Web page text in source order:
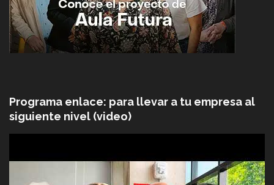
Programa enlace: para llevar a tu empresa al
siguiente nivel (video)